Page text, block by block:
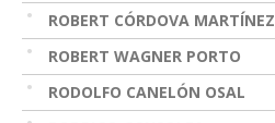
ROBERT CÓRDOVA MARTÍNEZ
ROBERT WAGNER PORTO
RODOLFO CANELÓN OSAL